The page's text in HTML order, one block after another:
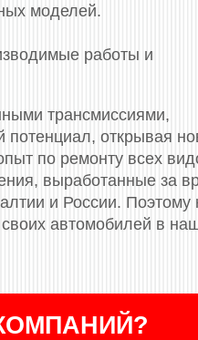
моделей.
работы и
трансмиссиями,
потенциал, открывая
по ремонту всех
выработанные за
и России. Поэтому
автомобилей в